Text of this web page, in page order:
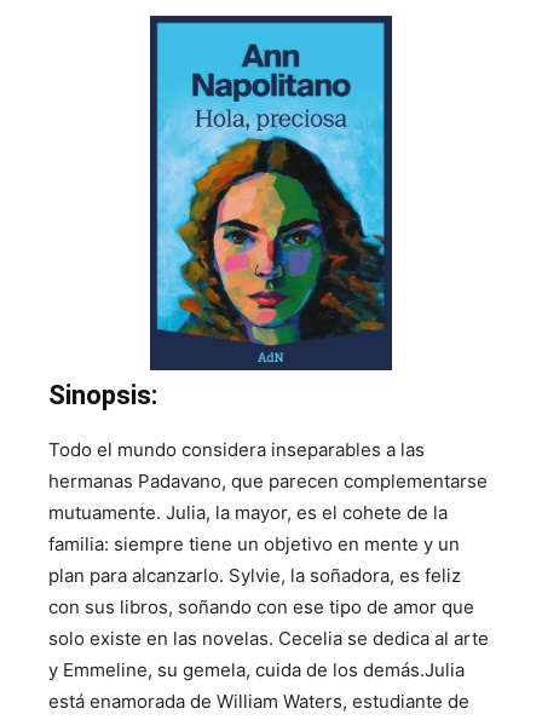
Sinopsis:
Todo el mundo considera inseparables a las
hermanas Padavano, que parecen complementarse
mutuamente. Julia, la mayor, es el cohete de la
familia: siempre tiene un objetivo en mente y un
plan para alcanzarlo. Sylvie, la soñadora, es feliz
con sus libros, soñando con ese tipo de amor que
solo existe en las novelas. Cecelia se dedica al arte
y Emmeline, su gemela, cuida de los demás.Julia
está enamorada de William Waters, estudiante de